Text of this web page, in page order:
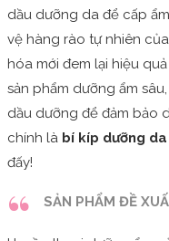
dầu dưỡng da để cấp
vệ hàng rào tự nhiên
hóa mới đem lại hiệu
sản phẩm dưỡng ẩm
dầu dưỡng để đảm bảo
chính là bí kíp dưỡng
đấy!
SẢN PHẨM ĐỀ